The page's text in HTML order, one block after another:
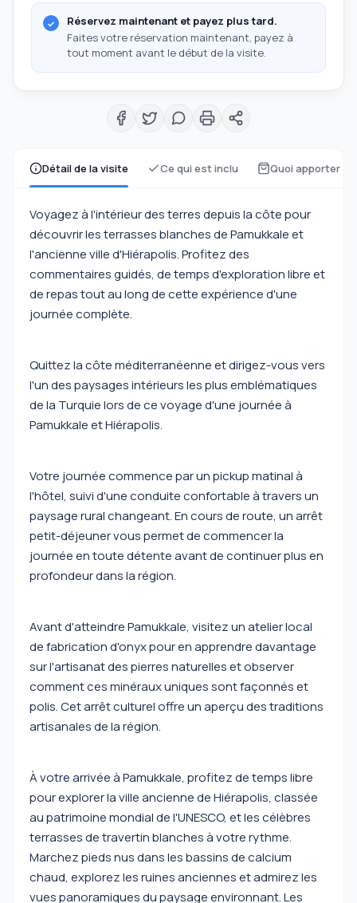
Détail de la visite Ce qui est inclu Quoi apporter
Voyagez à l'intérieur des terres depuis la côte pour
découvrir les terrasses blanches de Pamukkale et
l'ancienne ville d'Hiérapolis. Profitez des
commentaires guidés, de temps d'exploration libre et
de repas tout au long de cette expérience d'une
journée complète.
Quittez la côte méditerranéenne et dirigez-vous vers
l'un des paysages intérieurs les plus emblématiques
de la Turquie lors de ce voyage d'une journée à
Pamukkale et Hiérapolis.
Votre journée commence par un pickup matinal à
l'hôtel, suivi d'une conduite confortable à travers un
paysage rural changeant. En cours de route, un arrêt
petit-déjeuner vous permet de commencer la
journée en toute détente avant de continuer plus en
profondeur dans la région.
Avant d'atteindre Pamukkale, visitez un atelier local
de fabrication d'onyx pour en apprendre davantage
sur l'artisanat des pierres naturelles et observer
comment ces minéraux uniques sont façonnés et
polis. Cet arrêt culturel offre un aperçu des traditions
artisanales de la région.
À votre arrivée à Pamukkale, profitez de temps libre
pour explorer la ville ancienne de Hiérapolis, classée
au patrimoine mondial de l'UNESCO, et les célèbres
terrasses de travertin blanches à votre rythme.
Marchez pieds nus dans les bassins de calcium
chaud, explorez les ruines anciennes et admirez les
vues panoramiques du paysage environnant. Les
Réservez maintenant et payez plus tard.
Faites votre réservation maintenant, payez à
tout moment avant le début de la visite.